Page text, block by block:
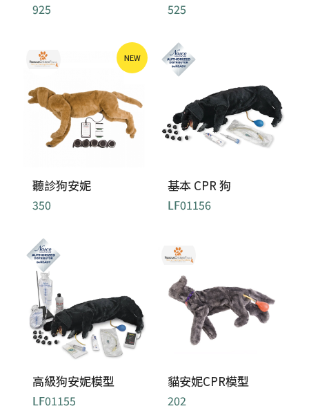
925 525
NEW
聽診狗安妮
350
基本 CPR 狗
LF01156
高級狗安妮模型
LF01155
貓安妮CPR模型
202